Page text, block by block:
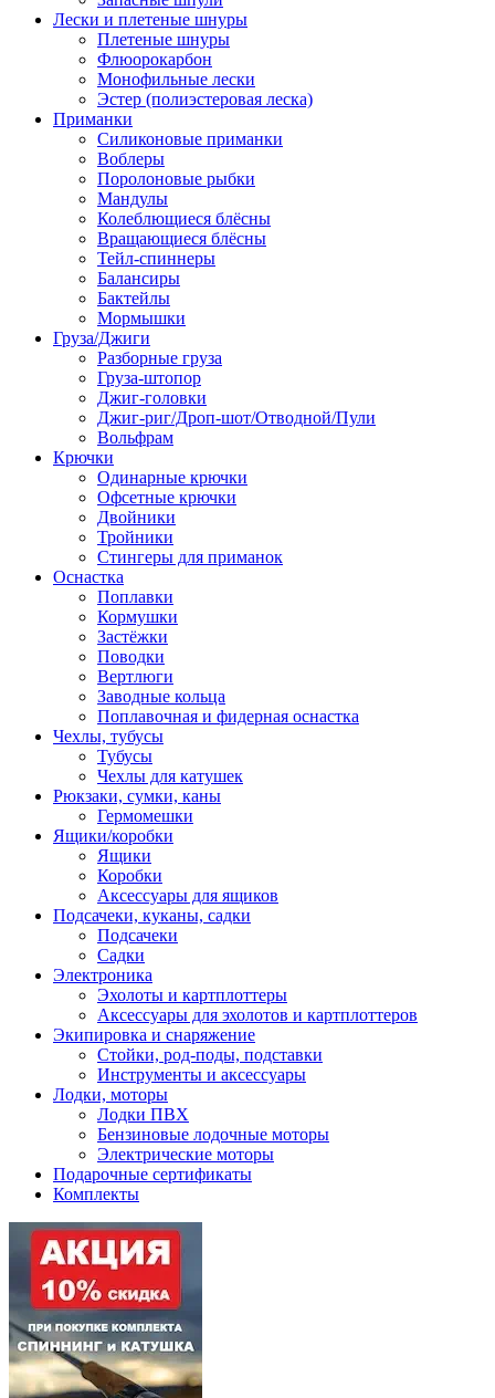
Лески и плетеные шнуры
Плетеные шнуры
Флюорокарбон
Монофильные лески
Эстер (полиэстеровая леска)
Приманки
Силиконовые приманки
Воблеры
Поролоновые рыбки
Мандулы
Колеблющиеся блёсны
Вращающиеся блёсны
Тейл-спиннеры
Балансиры
Бактейлы
Мормышки
Груза/Джиги
Разборные груза
Груза-штопор
Джиг-головки
Джиг-риг/Дроп-шот/Отводной/Пули
Вольфрам
Крючки
Одинарные крючки
Офсетные крючки
Двойники
Тройники
Стингеры для приманок
Оснастка
Поплавки
Кормушки
Застёжки
Поводки
Вертлюги
Заводные кольца
Поплавочная и фидерная оснастка
Чехлы, тубусы
Тубусы
Чехлы для катушек
Рюкзаки, сумки, каны
Гермомешки
Ящики/коробки
Ящики
Коробки
Аксессуары для ящиков
Подсачеки, куканы, садки
Подсачеки
Садки
Электроника
Эхолоты и картплоттеры
Аксессуары для эхолотов и картплоттеров
Экипировка и снаряжение
Стойки, род-поды, подставки
Инструменты и аксессуары
Лодки, моторы
Лодки ПВХ
Бензиновые лодочные моторы
Электрические моторы
Подарочные сертификаты
Комплекты